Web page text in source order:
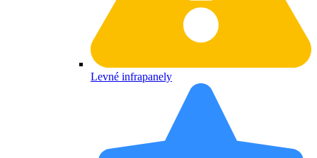
Levné infrapanely